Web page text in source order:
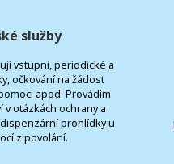
služby
vstupní, periodické a
očkování na žádost
apod. Provádím
otázkách ochrany a
prohlídky u
z povolání.